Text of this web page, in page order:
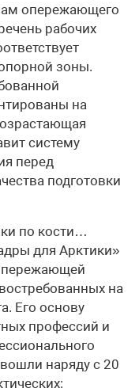
опережающего
рабочих
зоны.
на
систему
перед
подготовки
по кости…
для Арктики»
на
Его основу
профессий и
наряду с 20